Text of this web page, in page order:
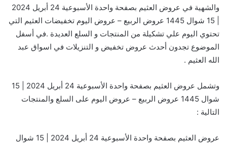
والشهية في عروض العثيم بصفحة واحدة الأسبوعية 24 أبريل 2024
| 15 شوال 1445 عروض الربيع – عروض اليوم تخفيضات العثيم التي
تحتوي اليوم علي تشكيلة من المنتجات و السلع العديدة .في أسفل
الموضوع تجدون أحدث عروض تخفيض و التنزيلات في اسواق عبد
الله العثيم .
وتشمل عروض العثيم بصفحة واحدة الأسبوعية 24 أبريل 2024 | 15
شوال 1445 عروض الربيع – عروض اليوم على السلع والمنتجات
التالية :
عروض العثيم بصفحة واحدة الأسبوعية 24 أبريل 2024 | 15 شوال